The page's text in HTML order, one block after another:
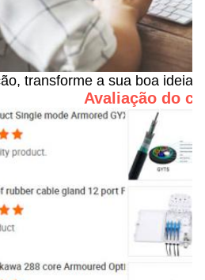
transforme a sua boa ideia
Avaliação do